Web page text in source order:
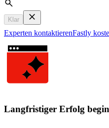
Search
Klar
Experten kontaktierenFastly
Langfristiger Erfolg